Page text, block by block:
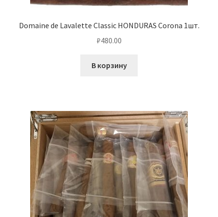
Domaine de Lavalette Classic HONDURAS Corona 1шт.
₽480.00
В корзину